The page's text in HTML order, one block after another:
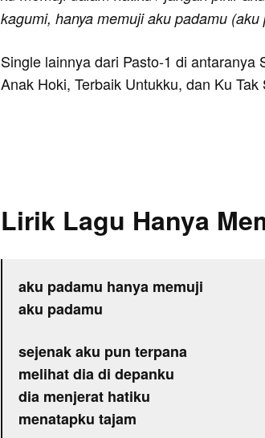
kagumi, hanya memuji aku padamu
Single lainnya dari Pasto-1 di antaranya
Anak Hoki, Terbaik Untukku, dan Ku Tak
Lirik Lagu Hanya
aku padamu hanya memuji
aku padamu
sejenak aku pun terpana
melihat dia di depanku
dia menjerat hatiku
menatapku tajam